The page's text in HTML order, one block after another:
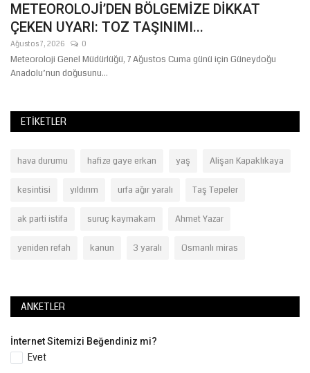
METEOROLOJİ’DEN BÖLGEMİZE DİKKAT
ÇEKEN UYARI: TOZ TAŞINIMI...
Ağustos 7, 2026 0
Meteoroloji Genel Müdürlüğü, 7 Ağustos Cuma günü için Güneydoğu
Anadolu’nun doğusunu...
ETIKETLER
hava durumu hafize gaye erkan yaş Alişan Kapaklıkaya
kesintisi yıldırım urfa ağır yaralı Taş Tepeler
ak parti istifa suruç kaymakam Ahmet Yazar
yeniden refah kanun 3 yaralı Osmanlı miras
ANKETLER
İnternet Sitemizi Beğendiniz mi?
Evet